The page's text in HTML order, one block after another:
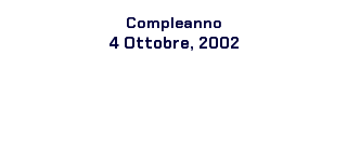
Compleanno
4 Ottobre, 2002